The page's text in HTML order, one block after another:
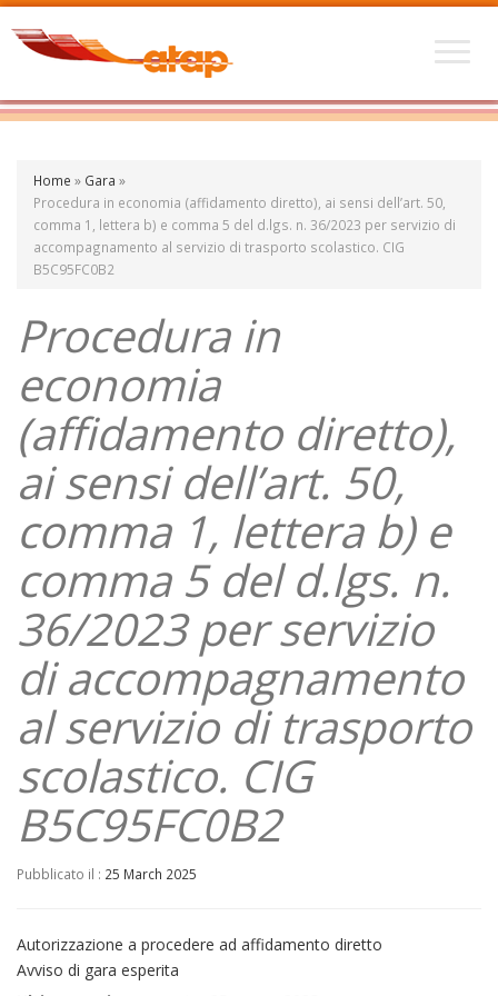
Home » Gara »
Procedura in economia (affidamento diretto), ai sensi dell’art. 50,
comma 1, lettera b) e comma 5 del d.lgs. n. 36/2023 per servizio di
accompagnamento al servizio di trasporto scolastico. CIG
B5C95FC0B2
Procedura in
economia
(affidamento diretto),
ai sensi dell’art. 50,
comma 1, lettera b) e
comma 5 del d.lgs. n.
36/2023 per servizio
di accompagnamento
al servizio di trasporto
scolastico. CIG
B5C95FC0B2
Pubblicato il : 25 March 2025
Autorizzazione a procedere ad affidamento diretto
Avviso di gara esperita